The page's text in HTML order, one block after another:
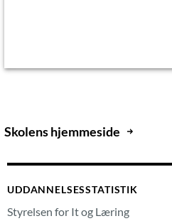
Skolens hjemmeside
UDDANNELSESSTATISTIK
Styrelsen for It og Læring